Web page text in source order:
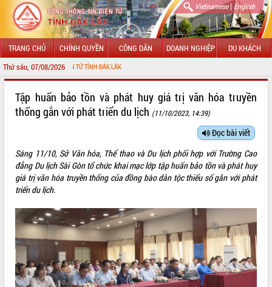
Vietnamese| English
TRANG CHỦ CHÍNH QUYỀN CÔNG DÂN DOANH NGHIỆP DU KHÁCH
Thứ sáu, 07/08/2026
TIN ĐIỆN TỬ TỈNH ĐẮK LẮK
LÃNH ĐẠO UBND TỈNH
SỞ, BAN, NGÀNH
UBND CÁC XÃ, PHƯỜNG
THÔNG TIN CHỈ ĐẠO ĐIỀU HÀNH
HỆ THỐNG VĂN BẢN
VĂN BẢN HĐND TỈNH
Tập huấn bảo tồn và phát huy giá trị văn hóa truyền
thống gắn với phát triển du lịch (11/10/2023, 14:39)
Đọc bài viết
Sáng 11/10, Sở Văn hóa, Thể thao và Du lịch phối hợp với Trường Cao
đẳng Du lịch Sài Gòn tổ chức khai mạc lớp tập huấn bảo tồn và phát huy
giá trị văn hóa truyền thống của đồng bào dân tộc thiểu số gắn với phát
triển du lịch.